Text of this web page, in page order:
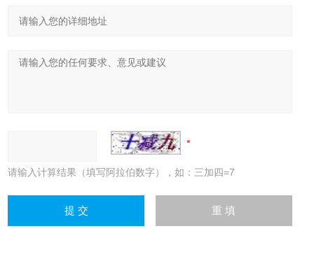
请输入计算结果（填写阿拉伯数字），如：三加四=7